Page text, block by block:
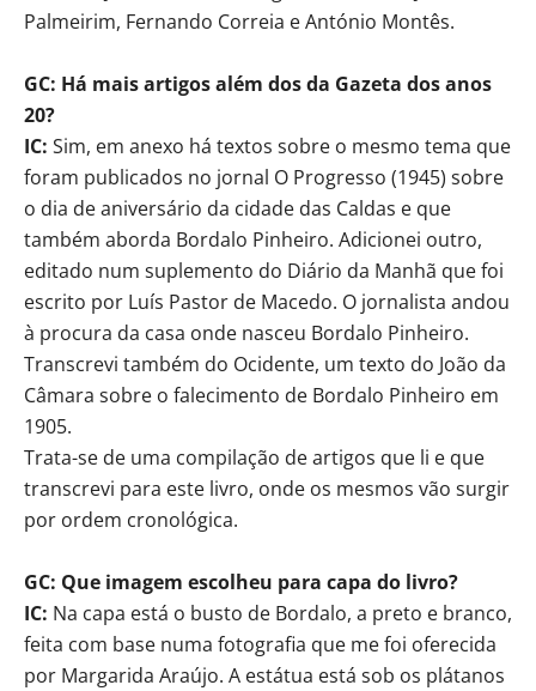
Palmeirim, Fernando Correia e António Montês.
GC: Há mais artigos além dos da Gazeta dos anos
20?
IC: Sim, em anexo há textos sobre o mesmo tema que
foram publicados no jornal O Progresso (1945) sobre
o dia de aniversário da cidade das Caldas e que
também aborda Bordalo Pinheiro. Adicionei outro,
editado num suplemento do Diário da Manhã que foi
escrito por Luís Pastor de Macedo. O jornalista andou
à procura da casa onde nasceu Bordalo Pinheiro.
Transcrevi também do Ocidente, um texto do João da
Câmara sobre o falecimento de Bordalo Pinheiro em
1905.
Trata-se de uma compilação de artigos que li e que
transcrevi para este livro, onde os mesmos vão surgir
por ordem cronológica.
GC: Que imagem escolheu para capa do livro?
IC: Na capa está o busto de Bordalo, a preto e branco,
feita com base numa fotografia que me foi oferecida
por Margarida Araújo. A estátua está sob os plátanos